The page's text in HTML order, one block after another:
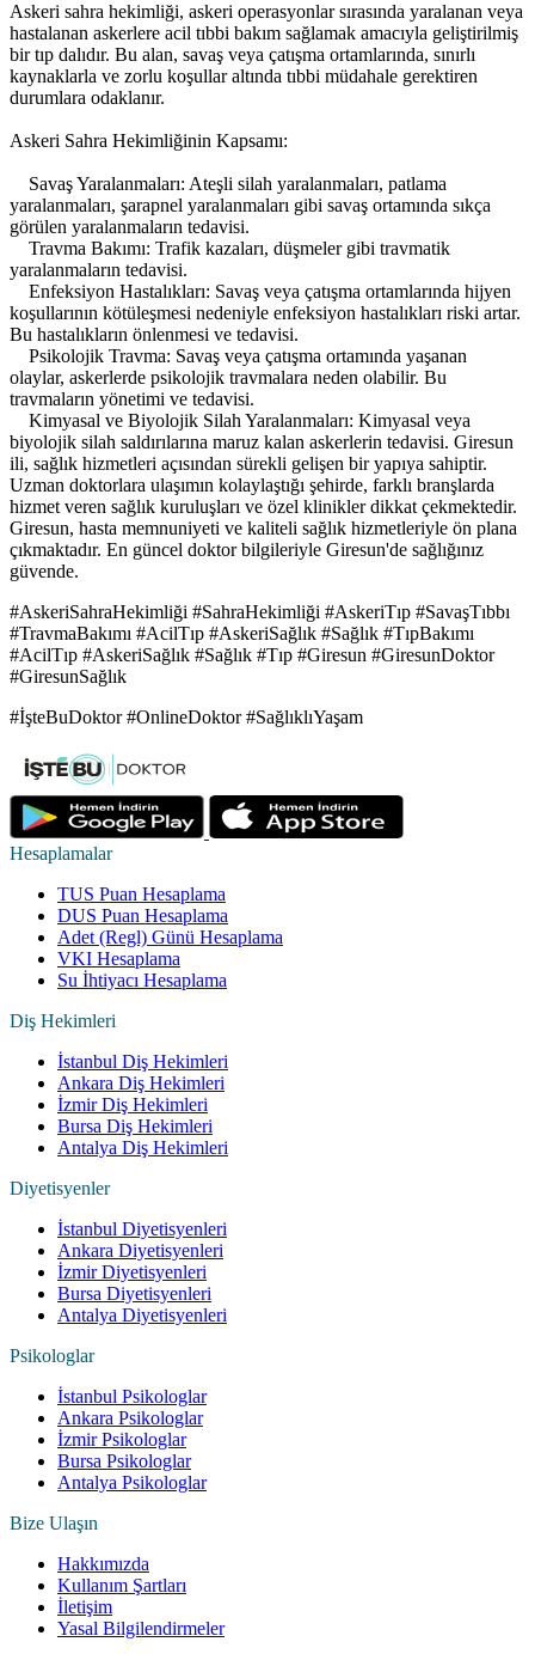
Askeri sahra hekimliği, askeri operasyonlar sırasında yaralanan veya
hastalanan askerlere acil tıbbi bakım sağlamak amacıyla geliştirilmiş
bir tıp dalıdır. Bu alan, savaş veya çatışma ortamlarında, sınırlı
kaynaklarla ve zorlu koşullar altında tıbbi müdahale gerektiren
durumlara odaklanır.
Askeri Sahra Hekimliğinin Kapsamı:
Savaş Yaralanmaları: Ateşli silah yaralanmaları, patlama
yaralanmaları, şarapnel yaralanmaları gibi savaş ortamında sıkça
görülen yaralanmaların tedavisi.
Travma Bakımı: Trafik kazaları, düşmeler gibi travmatik
yaralanmaların tedavisi.
Enfeksiyon Hastalıkları: Savaş veya çatışma ortamlarında hijyen
koşullarının kötüleşmesi nedeniyle enfeksiyon hastalıkları riski artar.
Bu hastalıkların önlenmesi ve tedavisi.
Psikolojik Travma: Savaş veya çatışma ortamında yaşanan
olaylar, askerlerde psikolojik travmalara neden olabilir. Bu
travmaların yönetimi ve tedavisi.
Kimyasal ve Biyolojik Silah Yaralanmaları: Kimyasal veya
biyolojik silah saldırılarına maruz kalan askerlerin tedavisi. Giresun
ili, sağlık hizmetleri açısından sürekli gelişen bir yapıya sahiptir.
Uzman doktorlara ulaşımın kolaylaştığı şehirde, farklı branşlarda
hizmet veren sağlık kuruluşları ve özel klinikler dikkat çekmektedir.
Giresun, hasta memnuniyeti ve kaliteli sağlık hizmetleriyle ön plana
çıkmaktadır. En güncel doktor bilgileriyle Giresun'de sağlığınız
güvende.
#AskeriSahraHekimliği #SahraHekimliği #AskeriTıp #SavaşTıbbı
#TravmaBakımı #AcilTıp #AskeriSağlık #Sağlık #TıpBakımı
#AcilTıp #AskeriSağlık #Sağlık #Tıp #Giresun #GiresunDoktor
#GiresunSağlık
#İşteBuDoktor #OnlineDoktor #SağlıklıYaşam
Hesaplamalar
TUS Puan Hesaplama
DUS Puan Hesaplama
Adet (Regl) Günü Hesaplama
VKI Hesaplama
Su İhtiyacı Hesaplama
Diş Hekimleri
İstanbul Diş Hekimleri
Ankara Diş Hekimleri
İzmir Diş Hekimleri
Bursa Diş Hekimleri
Antalya Diş Hekimleri
Diyetisyenler
İstanbul Diyetisyenleri
Ankara Diyetisyenleri
İzmir Diyetisyenleri
Bursa Diyetisyenleri
Antalya Diyetisyenleri
Psikologlar
İstanbul Psikologlar
Ankara Psikologlar
İzmir Psikologlar
Bursa Psikologlar
Antalya Psikologlar
Bize Ulaşın
Hakkımızda
Kullanım Şartları
İletişim
Yasal Bilgilendirmeler